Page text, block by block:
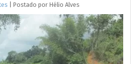
Postado por Hélio Alves